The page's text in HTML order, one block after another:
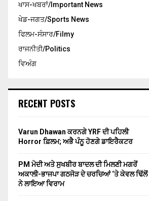
ਖਾਸ-ਖਬਰਾਂ/Important News
ਖੇਡ-ਜਗਤ/Sports News
ਫਿਲਮ-ਸੰਸਾਰ/Filmy
ਰਾਜਨੀਤੀ/Politics
ਵਿਅੰਗ
RECENT POSTS
Varun Dhawan ਕਰਨਗੇ YRF ਦੀ ਪਹਿਲੀ
Horror ਫ਼ਿਲਮ; ਅਭੈ ਪੰਨੂ ਹੋਣਗੇ ਡਾਇਰੈਕਟਰ
PM ਮੋਦੀ ਅਤੇ ਸੁਖਬੀਰ ਬਾਦਲ ਦੀ ਮਿਲਣੀ ਮਗਰੋਂ
ਅਕਾਲੀ-ਭਾਜਪਾ ਗਠਜੋੜ ਦੇ ਚਰਚਿਆਂ ‘ਤੇ ਕੇਵਲ ਢਿੱਲੋਂ
ਨੇ ਲਾਇਆ ਵਿਰਾਮ